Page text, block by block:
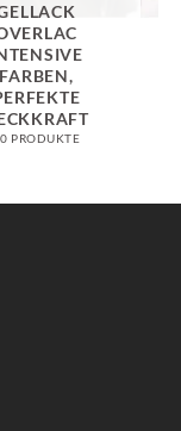
FARBEN,
PRODUKTE